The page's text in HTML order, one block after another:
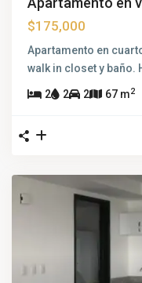
$175,000
Apartamento en
walk in closet y baño.
2 2 2 67 m2